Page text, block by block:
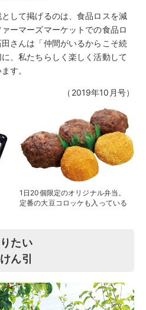
して掲げるのは、食品ロスを減
ーマーズマーケットでの食品ロ
さんは「仲間がいるからこそ続
、私たちらしく楽しく活動して
す。
（2019年10月号）
1日20個限定のオリジナル弁当。
定番の大豆コロッケも入っている
たい
ん引